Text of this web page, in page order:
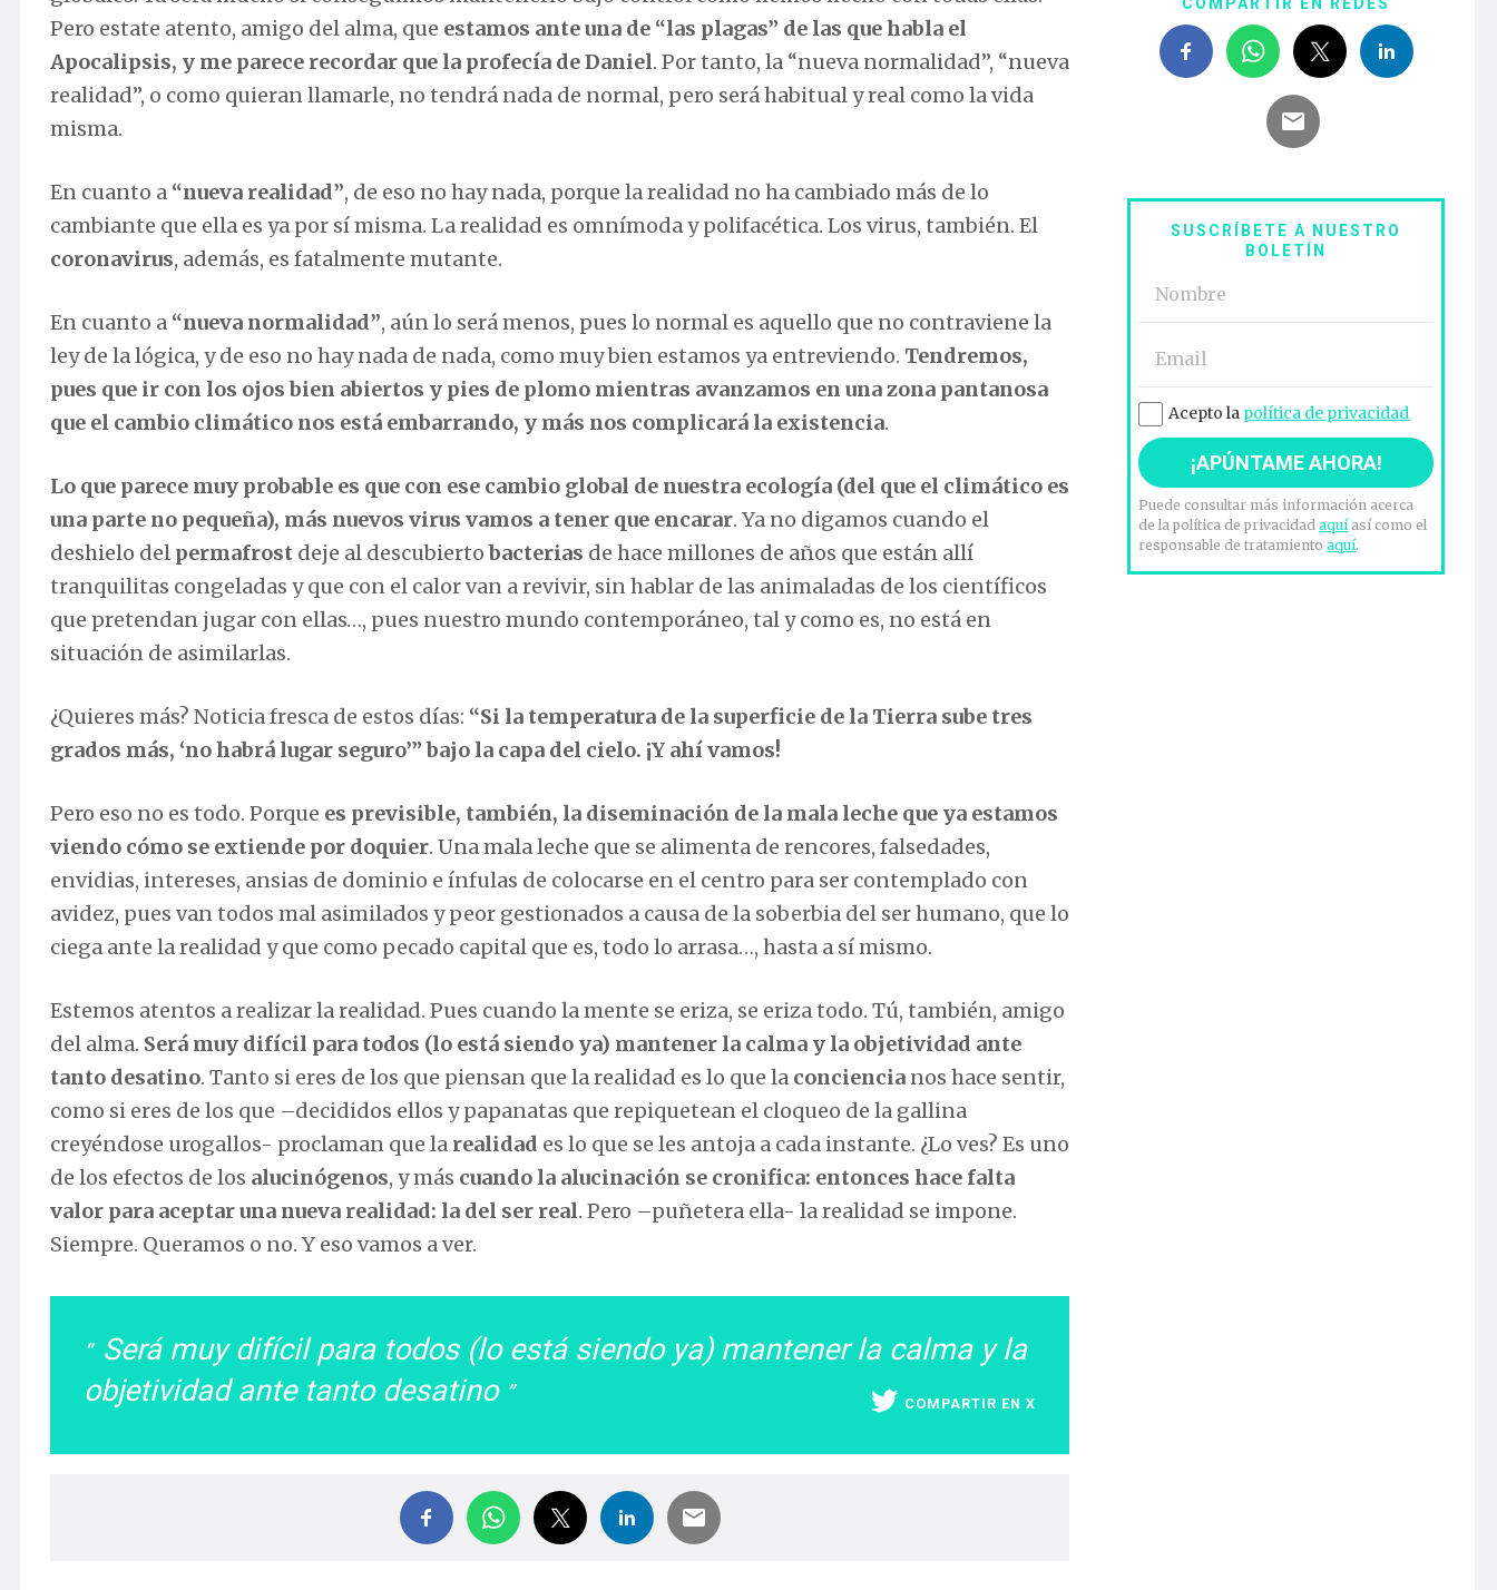
Pero estate atento, amigo del alma, que estamos ante una de “las plagas” de las que habla el
Apocalipsis, y me parece recordar que la profecía de Daniel. Por tanto, la “nueva normalidad”, “nueva
realidad”, o como quieran llamarle, no tendrá nada de normal, pero será habitual y real como la vida
misma.
En cuanto a “nueva realidad”, de eso no hay nada, porque la realidad no ha cambiado más de lo
cambiante que ella es ya por sí misma. La realidad es omnímoda y polifacética. Los virus, también. El
coronavirus, además, es fatalmente mutante.
En cuanto a “nueva normalidad”, aún lo será menos, pues lo normal es aquello que no contraviene la
ley de la lógica, y de eso no hay nada de nada, como muy bien estamos ya entreviendo. Tendremos,
pues que ir con los ojos bien abiertos y pies de plomo mientras avanzamos en una zona pantanosa
que el cambio climático nos está embarrando, y más nos complicará la existencia.
Lo que parece muy probable es que con ese cambio global de nuestra ecología (del que el climático es
una parte no pequeña), más nuevos virus vamos a tener que encarar. Ya no digamos cuando el
deshielo del permafrost deje al descubiertobacterias de hace millones de años que están allí
tranquilitas congeladas y que con el calor van a revivir, sin hablar de las animaladas de los científicos
que pretendan jugar con ellas…, pues nuestro mundo contemporáneo, tal y como es, no está en
situación de asimilarlas.
¿Quieres más? Noticia fresca de estos días: “Si la temperatura de la superficie de la Tierra sube tres
grados más, ‘no habrá lugar seguro’” bajo la capa del cielo. ¡Y ahí vamos!
Pero eso no es todo. Porque es previsible, también, la diseminación de la mala leche que ya estamos
viendo cómo se extiende por doquier. Una mala leche que se alimenta de rencores, falsedades,
envidias, intereses, ansias de dominio e ínfulas de colocarse en el centro para ser contemplado con
avidez, pues van todos mal asimilados y peor gestionados a causa de la soberbia del ser humano, que lo
ciega ante la realidad y que como pecado capital que es, todo lo arrasa…, hasta a sí mismo.
Estemos atentos a realizar la realidad. Pues cuando la mente se eriza, se eriza todo. Tú, también, amigo
del alma. Será muy difícil para todos (lo está siendo ya) mantener la calma y la objetividad ante
tanto desatino. Tanto si eres de los que piensan que la realidad es lo que la conciencia nos hace sentir,
como si eres de los que –decididos ellos y papanatas que repiquetean el cloqueo de la gallina
creyéndose urogallos- proclaman que la realidad es lo que se les antoja a cada instante. ¿Lo ves? Es uno
de los efectos de los alucinógenos, y más cuando la alucinación se cronifica: entonces hace falta
valor para aceptar una nueva realidad: la del ser real. Pero –puñetera ella- la realidad se impone.
Siempre. Queramos o no. Y eso vamos a ver.
Será muy difícil para todos (lo está siendo ya) mantener la calma y la
objetividad ante tanto desatino
COMPARTIR EN X
COMPARTIR EN REDES
SUSCRÍBETE A NUESTRO
BOLETÍN
Acepto la política de privacidad
Puede consultar más información acerca
de la política de privacidadaquíasí como el
responsable de tratamientoaquí.